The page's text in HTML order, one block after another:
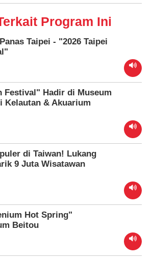
Program Ini
Taipei - "2026 Taipei
Festival" Hadir di Museum
Kelautan & Akuarium
di Taiwan! Lukang
9 Juta Wisatawan
Hot Spring"
Beitou